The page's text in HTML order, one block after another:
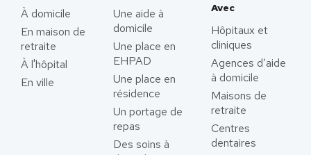
À domicile
En maison de
retraite
À l'hôpital
En ville
Une aide à
domicile
Une place en
EHPAD
Une place en
résidence
Un portage de
repas
Des soins à
Avec
Hôpitaux et
cliniques
Agences d’aide
à domicile
Maisons de
retraite
Centres
dentaires